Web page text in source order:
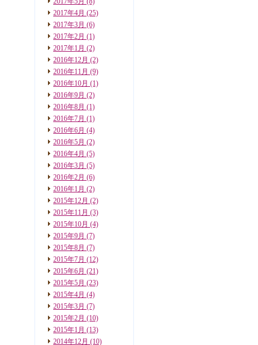
2017年4月 (25)
2017年3月 (6)
2017年2月 (1)
2017年1月 (2)
2016年12月 (2)
2016年11月 (9)
2016年10月 (1)
2016年9月 (2)
2016年8月 (1)
2016年7月 (1)
2016年6月 (4)
2016年5月 (2)
2016年4月 (5)
2016年3月 (5)
2016年2月 (6)
2016年1月 (2)
2015年12月 (2)
2015年11月 (3)
2015年10月 (4)
2015年9月 (7)
2015年8月 (7)
2015年7月 (12)
2015年6月 (21)
2015年5月 (23)
2015年4月 (4)
2015年3月 (7)
2015年2月 (10)
2015年1月 (13)
2014年12月 (10)